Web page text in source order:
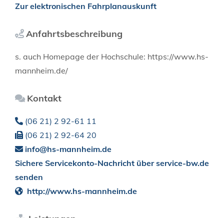
Zur elektronischen Fahrplanauskunft
Anfahrtsbeschreibung
s. auch Homepage der Hochschule: https://www.hs-
mannheim.de/
Kontakt
(06 21) 2 92-61 11
(06 21) 2 92-64 20
info@hs-mannheim.de
Sichere Servicekonto-Nachricht über service-bw.de
senden
http://www.hs-mannheim.de